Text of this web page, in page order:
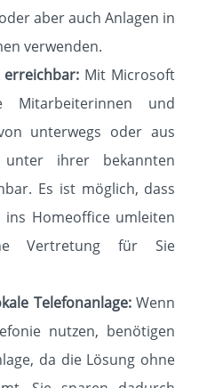
aber auch Anlagen in
verwenden.
Mit Microsoft
Mitarbeiterinnen und
unterwegs oder aus
ihrer bekannten
Es ist möglich, dass
ins Homeoffice umleiten
Vertretung für Sie
Telefonanlage: Wenn
nutzen, benötigen
da die Lösung ohne